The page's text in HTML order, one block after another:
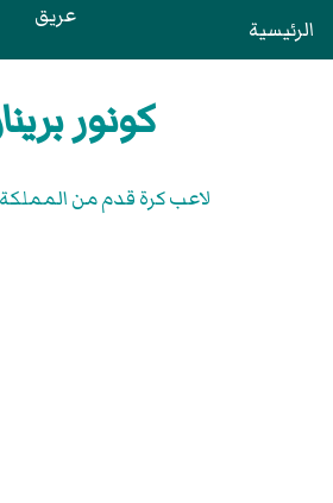
الرئيسية عريق
كونور
لاعب كرة قدم من